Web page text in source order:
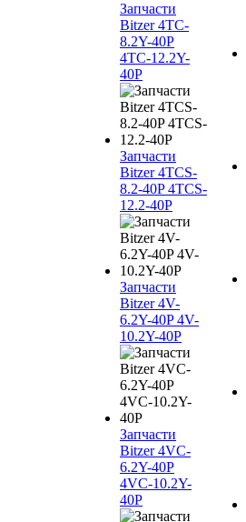
Запчасти
Bitzer 4TC-
8.2Y-40P
4TC-12.2Y-
40P
Запчасти
Bitzer 4TCS-
8.2-40P 4TCS-
12.2-40P
Запчасти
Bitzer 4V-
6.2Y-40P 4V-
10.2Y-40P
Запчасти
Bitzer 4VC-
6.2Y-40P
4VC-10.2Y-
40P